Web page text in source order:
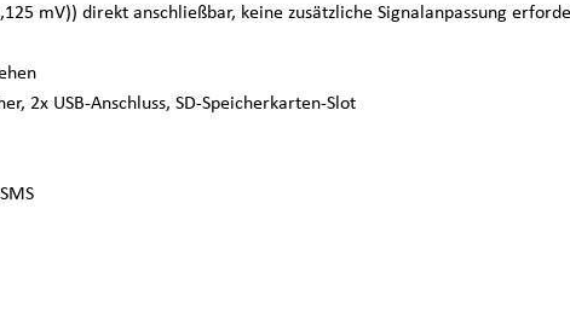
mV)) direkt anschließbar, keine zusätzliche Signalanpassung
2x USB-Anschluss, SD-Speicherkarten-Slot